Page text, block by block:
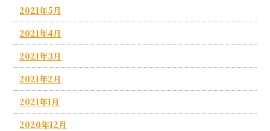
2021年5月
2021年4月
2021年3月
2021年2月
2021年1月
2020年12月